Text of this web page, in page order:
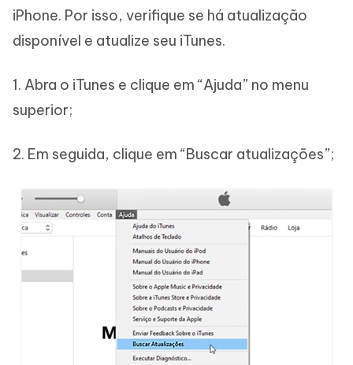
iPhone. Por isso, verifique se há atualização
disponível e atualize seu iTunes.
1. Abra o iTunes e clique em “Ajuda” no menu
superior;
2. Em seguida, clique em “Buscar atualizações”;